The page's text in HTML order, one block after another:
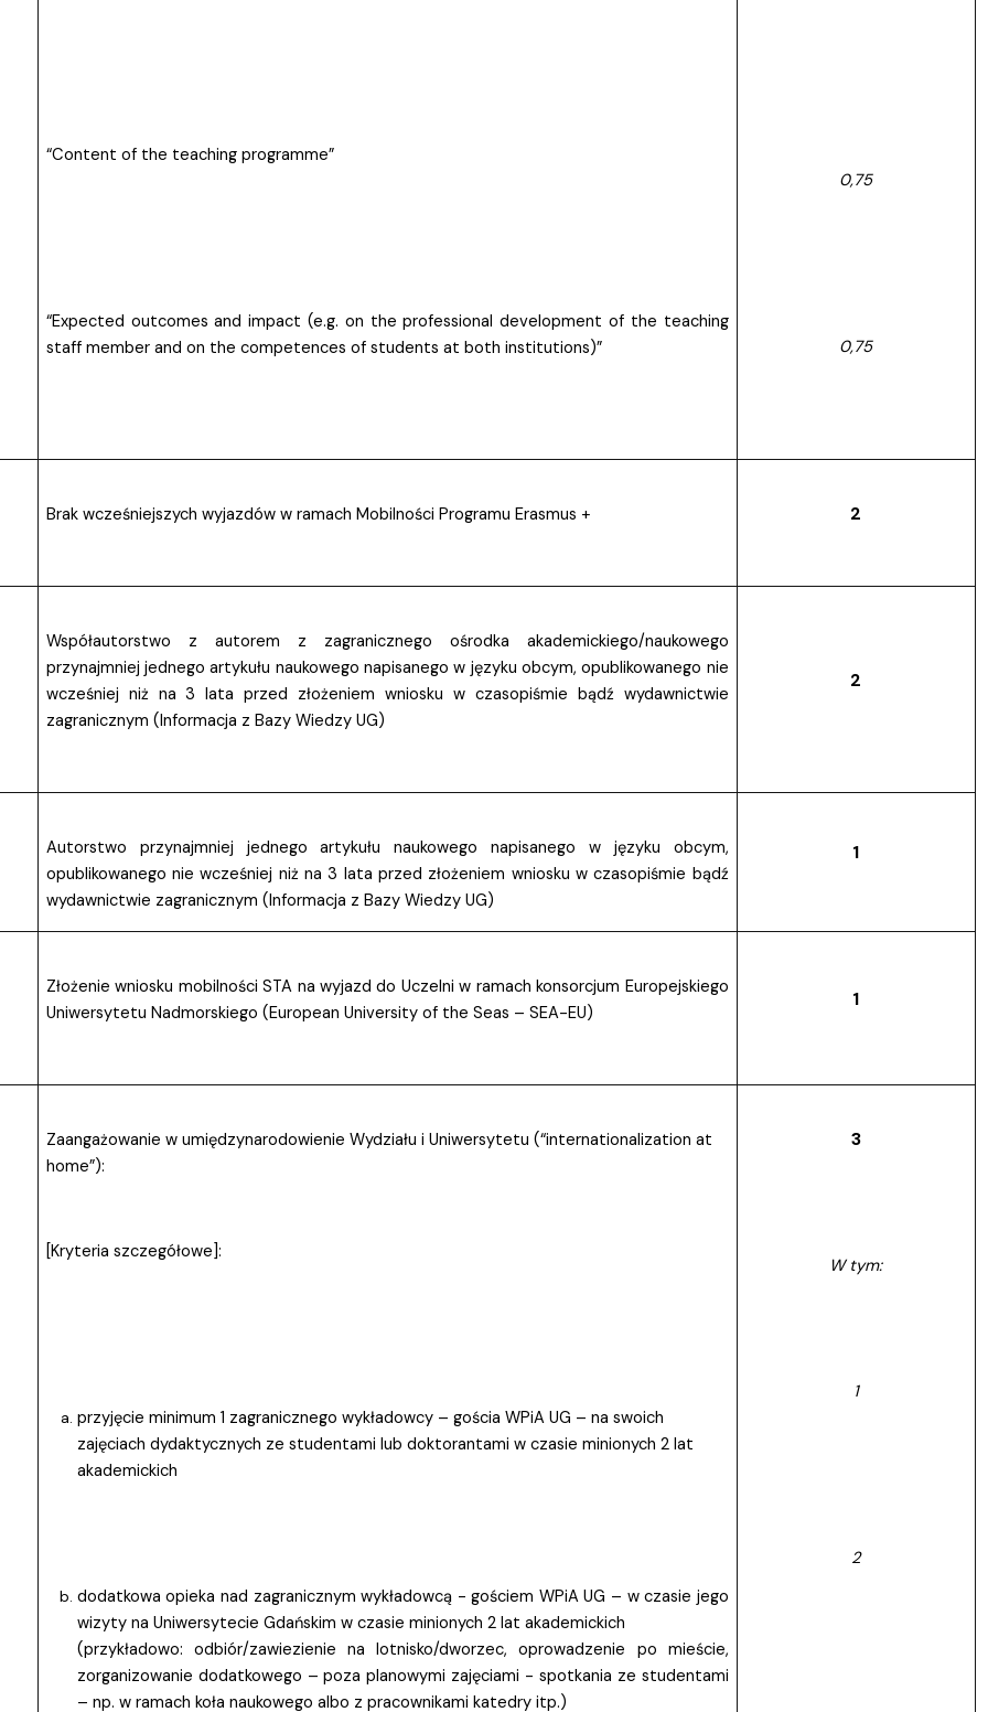
“Content of the teaching programme”
“Expected outcomes and impact (e.g. on the professional development of the teaching
staff member and on the competences of students at both institutions)”
0,75
0,75
Brak wcześniejszych wyjazdów w ramach Mobilności Programu Erasmus + 2
Współautorstwo z autorem z zagranicznego ośrodka akademickiego/naukowego
przynajmniej jednego artykułu naukowego napisanego w języku obcym, opublikowanego nie
wcześniej niż na 3 lata przed złożeniem wniosku w czasopiśmie bądź wydawnictwie
zagranicznym (Informacja z Bazy Wiedzy UG)
2
Autorstwo przynajmniej jednego artykułu naukowego napisanego w języku obcym,
opublikowanego nie wcześniej niż na 3 lata przed złożeniem wniosku w czasopiśmie bądź
wydawnictwie zagranicznym (Informacja z Bazy Wiedzy UG)
1
Złożenie wniosku mobilności STA na wyjazd do Uczelni w ramach konsorcjum Europejskiego
Uniwersytetu Nadmorskiego (European University of the Seas – SEA-EU)
1
Zaangażowanie w umiędzynarodowienie Wydziału i Uniwersytetu (“internationalization at
home”):
[Kryteria szczegółowe]:
przyjęcie minimum 1 zagranicznego wykładowcy – gościa WPiA UG – na swoich
zajęciach dydaktycznych ze studentami lub doktorantami w czasie minionych 2 lat
akademickich
dodatkowa opieka nad zagranicznym wykładowcą - gościem WPiA UG – w czasie jego
wizyty na Uniwersytecie Gdańskim w czasie minionych 2 lat akademickich
(przykładowo: odbiór/zawiezienie na lotnisko/dworzec, oprowadzenie po mieście,
zorganizowanie dodatkowego – poza planowymi zajęciami - spotkania ze studentami
– np. w ramach koła naukowego albo z pracownikami katedry itp.)
3
W tym:
1
2